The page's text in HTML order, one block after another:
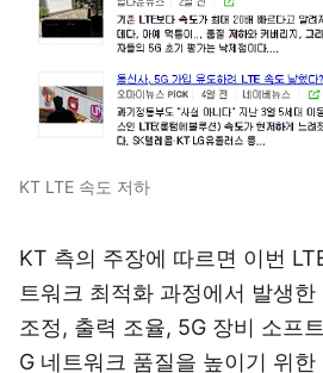
KT LTE 속도 저하
KT 측의 주장에 따르면 이번
트워크 최적화 과정에서 발생
조정, 출력 조율, 5G 장비 소프
G 네트워크 품질을 높이기 위